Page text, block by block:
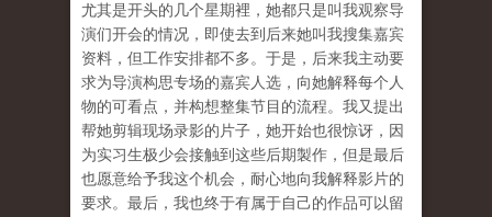
尤其是开头的几个星期裡，她都只是叫我观察导
演们开会的情况，即使去到后来她叫我搜集嘉宾
资料，但工作安排都不多。于是，后来我主动要
求为导演构思专场的嘉宾人选，向她解释每个人
物的可看点，并构想整集节目的流程。我又提出
帮她剪辑现场录影的片子，她开始也很惊讶，因
为实习生极少会接触到这些后期製作，但是最后
也愿意给予我这个机会，耐心地向我解释影片的
要求。最后，我也终于有属于自己的作品可以留